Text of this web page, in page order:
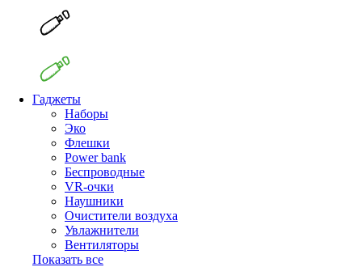
Гаджеты
Наборы
Эко
Флешки
Power bank
Беспроводные
VR-очки
Наушники
Очистители воздуха
Увлажнители
Вентиляторы
Показать все